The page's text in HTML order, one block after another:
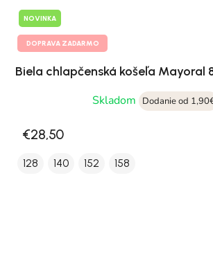
NOVINKA
DOPRAVA ZADARMO
Biela chlapčenská košeľa Mayoral
Skladom
Dodanie od
€28,50
128 140 152 158